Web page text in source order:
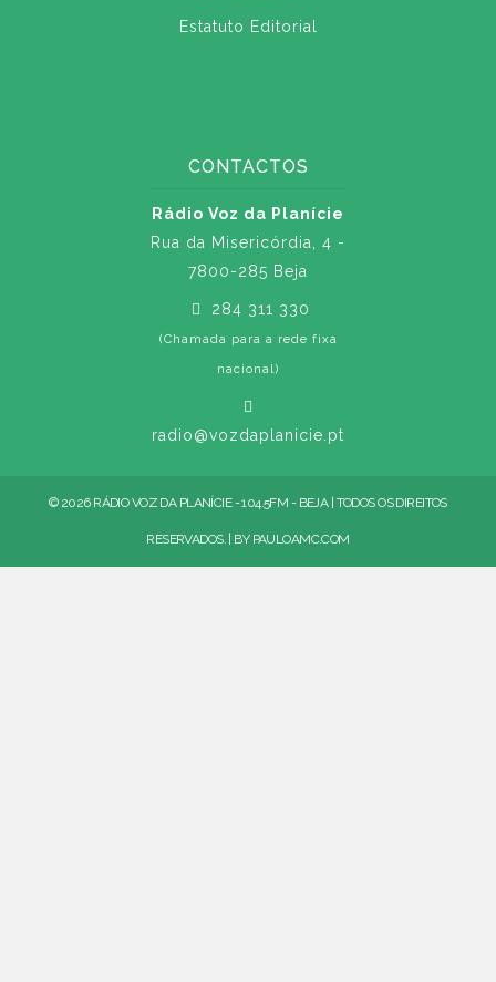
Estatuto Editorial
CONTACTOS
Rádio Voz da Planície
Rua da Misericórdia, 4 -
7800-285 Beja
284 311 330
(Chamada para a rede fixa
nacional)
radio@vozdaplanicie.pt
© 2026 RÁDIO VOZ DA PLANÍCIE - 104.5FM - BEJA | TODOS OS DIREITOS
RESERVADOS. | BY PAULOAMC.COM